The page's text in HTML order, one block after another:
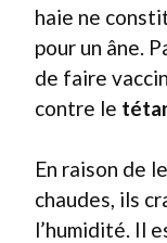
haie ne
pour un âne.
de faire
contre le
En raison de
chaudes, ils
l’humidité. Il